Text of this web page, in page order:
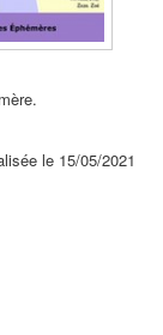
le 15/05/2021